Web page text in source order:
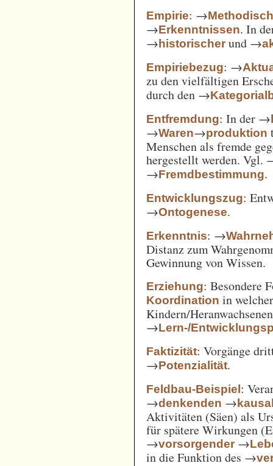
Empirie: →
→Erkenntnissen. In
→historischer und →
Empiriebezug: →
zu den vielfältigen
durch den →
Entfremdung: In der →
→Waren→produktion
Menschen als fremde
hergestellt werden. Vgl.
→Fremdbestimmung.
Entwicklungszug:
→Ontogenese.
Erkenntnis: →
Distanz zum
Gewinnung von Wissen.
Erziehung: Besondere
Koordination in
Kindern/
→Lern-/
Faktizität: Vorgänge
→Potenzialität.
Feldbau-Beispiel:
→denkenden →
Aktivitäten (Säen) als
für spätere Wirkungen
→vorsorgender →
in die Funktion des →